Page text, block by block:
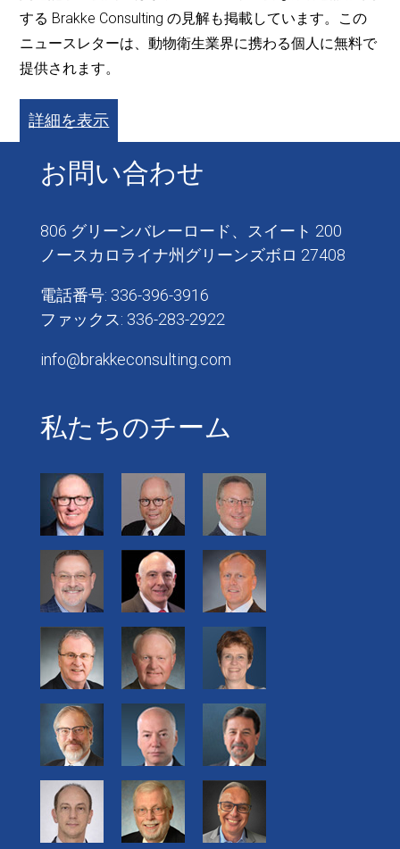
する Brakke Consulting の見解も掲載しています。この
ニュースレターは、動物衛生業界に携わる個人に無料で
提供されます。
詳細を表示
お問い合わせ
806 グリーンバレーロード、スイート 200
ノースカロライナ州グリーンズボロ 27408
電話番号: 336-396-3916
ファックス: 336-283-2922
info@brakkeconsulting.com
私たちのチーム